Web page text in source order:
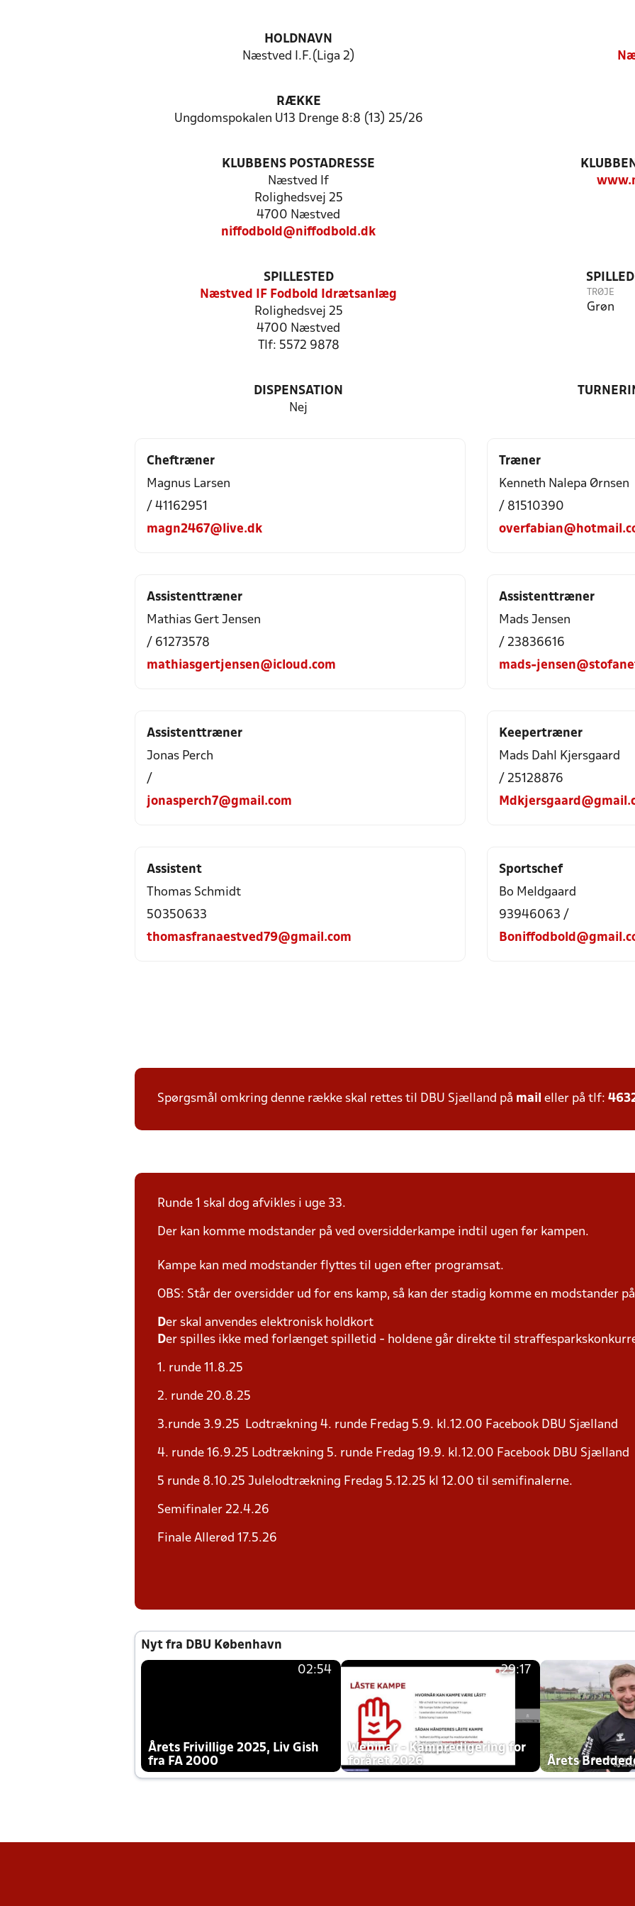
HOLDNAVN
Næstved I.F.(Liga 2)
RÆKKE
Ungdomspokalen U13 Drenge 8:8 (13) 25/26
KLUBBENS POSTADRESSE
Næstved If
Rolighedsvej 25
4700 Næstved
niffodbold@niffodbold.dk
SPILLESTED
Næstved IF Fodbold Idrætsanlæg
Rolighedsvej 25
4700 Næstved
Tlf: 5572 9878
TRØJE
Grøn
DISPENSATION
Nej
Cheftræner
Magnus Larsen
/ 41162951
magn2467@live.dk
Træner
Kenneth Nalepa Ørnsen
/ 81510390
Assistenttræner
Mathias Gert Jensen
/ 61273578
mathiasgertjensen@icloud.com
Assistenttræner
Mads Jensen
/ 23836616
mads-
Assistenttræner
Jonas Perch
/
jonasperch7@gmail.com
Keepertræner
Mads Dahl Kjersgaard
/ 25128876
Assistent
Thomas Schmidt
50350633
thomasfranaestved79@gmail.com
Sportschef
Bo Meldgaard
93946063 /
Spørgsmål omkring denne række skal rettes til DBU Sjælland på mail eller på tlf:
Runde 1 skal dog afvikles i uge 33.
Der kan komme modstander på ved oversidderkampe indtil ugen før kampen.
Kampe kan med modstander flyttes til ugen efter programsat.
OBS: Står der oversidder ud for ens kamp, så kan der stadig komme en modstander
Der skal anvendes elektronisk holdkort
Der spilles ikke med forlænget spilletid - holdene går direkte til
1. runde 11.8.25
2. runde 20.8.25
3.runde 3.9.25 Lodtrækning 4. runde Fredag 5.9. kl.12.00 Facebook DBU Sjælland
4. runde 16.9.25 Lodtrækning 5. runde Fredag 19.9. kl.12.00 Facebook DBU Sjælland
5 runde 8.10.25 Julelodtrækning Fredag 5.12.25 kl 12.00 til semifinalerne.
Semifinaler 22.4.26
Finale Allerød 17.5.26
Nyt fra DBU København
02:54
Årets Frivillige 2025, Liv Gish
fra FA 2000
29:17
Webinar - Kampredigering for
foråret 2026
Årets